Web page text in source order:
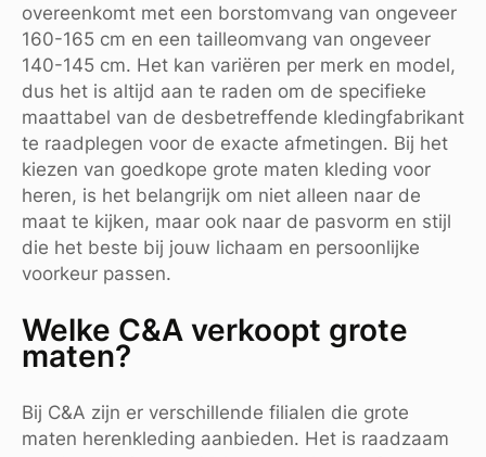
overeenkomt met een borstomvang van ongeveer
160-165 cm en een tailleomvang van ongeveer
140-145 cm. Het kan variëren per merk en model,
dus het is altijd aan te raden om de specifieke
maattabel van de desbetreffende kledingfabrikant
te raadplegen voor de exacte afmetingen. Bij het
kiezen van goedkope grote maten kleding voor
heren, is het belangrijk om niet alleen naar de
maat te kijken, maar ook naar de pasvorm en stijl
die het beste bij jouw lichaam en persoonlijke
voorkeur passen.
Welke C&A verkoopt grote
maten?
Bij C&A zijn er verschillende filialen die grote
maten herenkleding aanbieden. Het is raadzaam